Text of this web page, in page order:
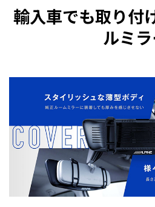
輸入車でも取り付
ルミ